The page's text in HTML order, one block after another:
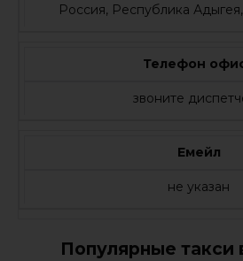
Россия, Республика
Телефон
звоните
Емейл
не указан
Популярные такси